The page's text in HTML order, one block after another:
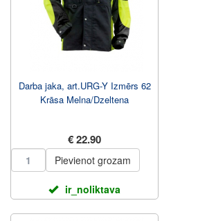
Darba jaka, art.URG-Y Izmērs 62
Krāsa Melna/Dzeltena
€ 22.90
Pievienot grozam
ir_noliktava